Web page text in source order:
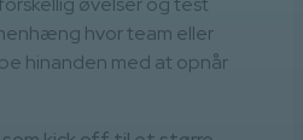
hvor team eller
hinanden med at opnår